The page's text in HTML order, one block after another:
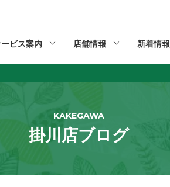
ビス案内 店舗情報 新着情報
KAKEGAWA
掛川店ブログ